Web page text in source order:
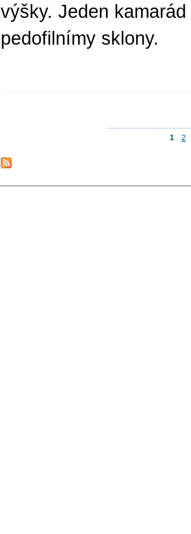
výšky. Jeden
pedofilnímy sklony.
1 2